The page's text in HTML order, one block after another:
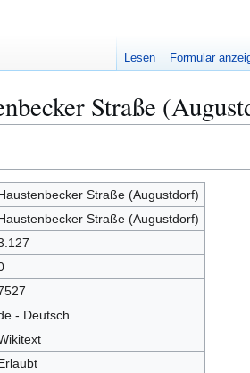
Straße
Straße (Augustdorf)
Straße (Augustdorf)
- Deutsch
Lesen Formular